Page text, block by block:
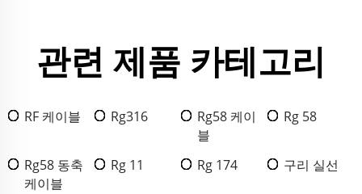
관련 제품 카테고리
RF 케이블 Rg316
Rg58 케이
블
Rg 58
Rg58 동축
케이블
Rg 11 Rg 174 구리 실선